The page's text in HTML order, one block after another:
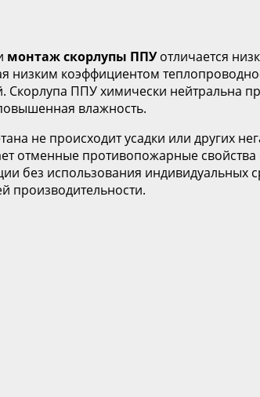
монтаж скорлупы ППУотличается
низким коэффициентом
Скорлупа ППУ химически нейтральна
влажность.
не происходит усадки или других
отменные противопожарные
без использования индивидуальных
производительности.